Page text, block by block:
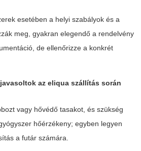
esetében a helyi szabályok és a
meg, gyakran elegendő a rendelvény
de ellenőrizze a konkrét
az eliqua szállítás során
vagy hővédő tasakot, és szükség
hőérzékeny; egyben legyen
a futár számára.